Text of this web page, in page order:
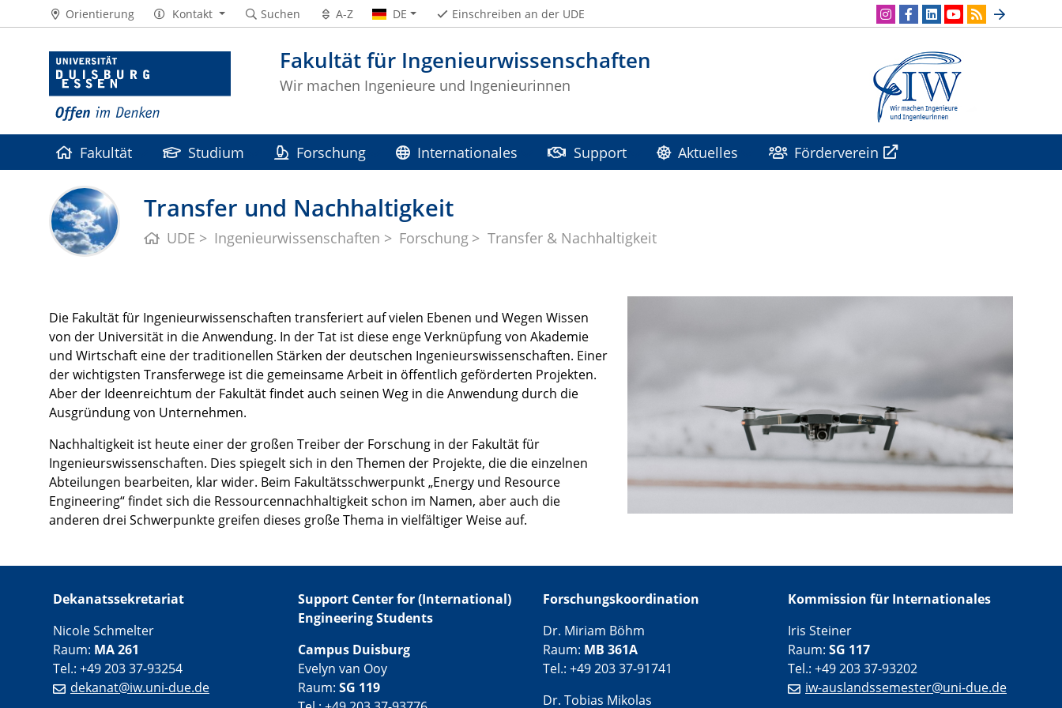
Fakultät für Ingenieurwissenschaften
Wir machen Ingenieure und Ingenieurinnen
Orientierung Kontakt Suchen A-Z DE Einschreiben an der UDE
Fakultät Studium Forschung Internationales Support Aktuelles Förderverein
Transfer und Nachhaltigkeit
UDE Ingenieurwissenschaften Forschung Transfer & Nachhaltigkeit
Die Fakultät für Ingenieurwissenschaften transferiert auf vielen Ebenen und Wegen Wissen
von der Universität in die Anwendung. In der Tat ist diese enge Verknüpfung von Akademie
und Wirtschaft eine der traditionellen Stärken der deutschen Ingenieurswissenschaften. Einer
der wichtigsten Transferwege ist die gemeinsame Arbeit in öffentlich geförderten Projekten.
Aber der Ideenreichtum der Fakultät findet auch seinen Weg in die Anwendung durch die
Ausgründung von Unternehmen.
Nachhaltigkeit ist heute einer der großen Treiber der Forschung in der Fakultät für
Ingenieurswissenschaften. Dies spiegelt sich in den Themen der Projekte, die die einzelnen
Abteilungen bearbeiten, klar wider. Beim Fakultätsschwerpunkt „Energy und Resource
Engineering“ findet sich die Ressourcennachhaltigkeit schon im Namen, aber auch die
anderen drei Schwerpunkte greifen dieses große Thema in vielfältiger Weise auf.
Dekanatssekretariat
Nicole Schmelter
Raum: MA 261
Tel.: +49 203 37-93254
dekanat@iw.uni-due.de
Support Center for (International)
Engineering Students
Campus Duisburg
Evelyn van Ooy
Raum: SG 119
Forschungskoordination
Dr. Miriam Böhm
Raum: MB 361A
Tel.: +49 203 37-91741
Dr. Tobias Mikolas
Kommission für Internationales
Iris Steiner
Raum: SG 117
Tel.: +49 203 37-93202
iw-auslandssemester@uni-due.de